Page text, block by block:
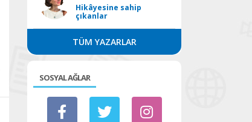
Hikâyesine sahip
çıkanlar
TÜM YAZARLAR
SOSYAL AĞLAR